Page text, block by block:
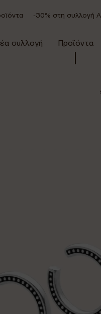
-30% στη συλλογή
συλλογή Προϊόντα